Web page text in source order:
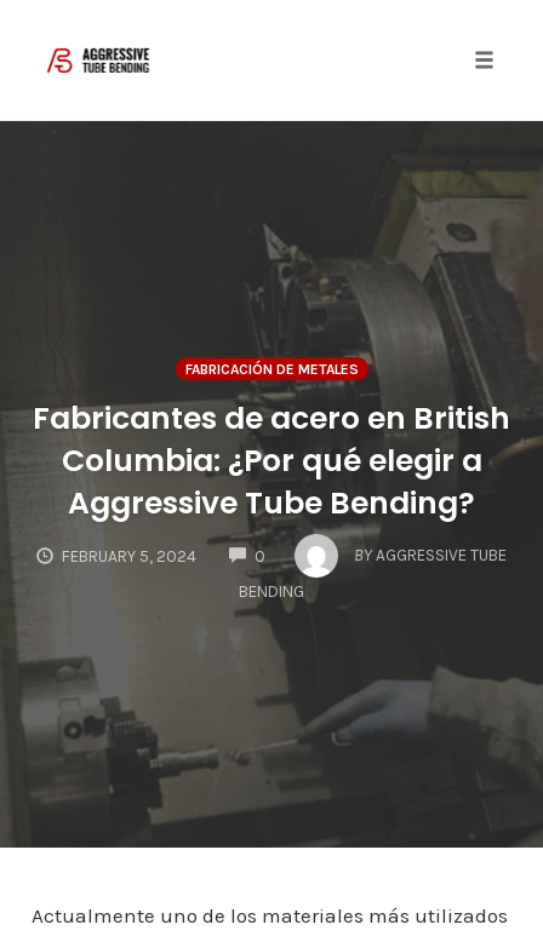
FABRICACIÓN DE METALES
Fabricantes de acero en British
Columbia: ¿Por qué elegir a
Aggressive Tube Bending?
FEBRUARY 5, 2024 0
COMMENTS
BY AGGRESSIVE TUBE
BENDING
Actualmente uno de los materiales más utilizados